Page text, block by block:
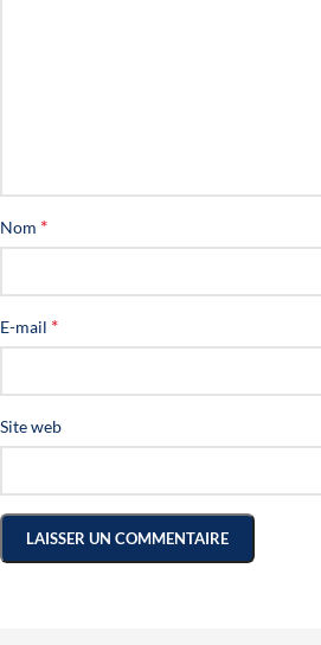
Nom *
E-mail *
Site web